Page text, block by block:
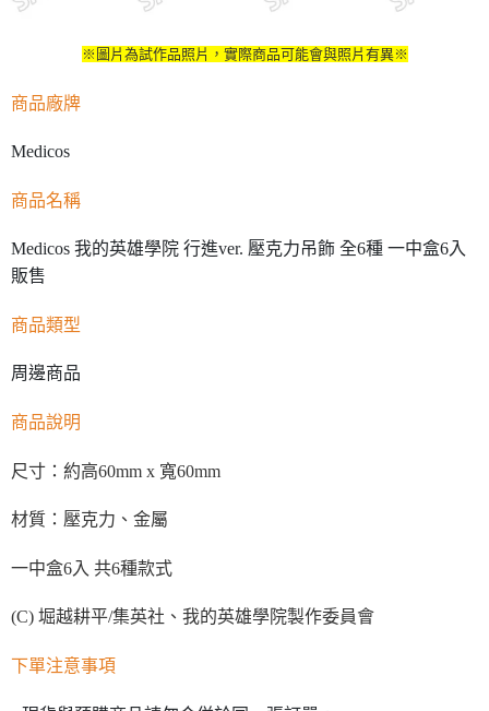
※圖片為試作品照片，實際商品可能會與照片有異※
商品廠牌
Medicos
商品名稱
Medicos 我的英雄學院 行進ver. 壓克力吊飾 全6種 一中盒6入
販售
商品類型
周邊商品
商品說明
尺寸：約高60mm x 寬60mm
材質：壓克力、金屬
一中盒6入 共6種款式
(C) 堀越耕平/集英社、我的英雄學院製作委員會
下單注意事項